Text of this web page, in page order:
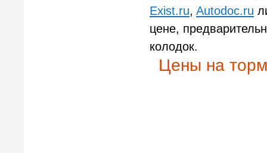
Exist.ru, Autodoc.ru
цене,
колодок.
Цены на